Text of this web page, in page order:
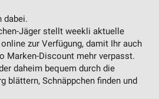
dabei.
Jäger stellt weekli aktuelle
zur Verfügung, damit Ihr auch
Marken-Discount mehr verpasst.
daheim bequem durch die
blättern, Schnäppchen finden und